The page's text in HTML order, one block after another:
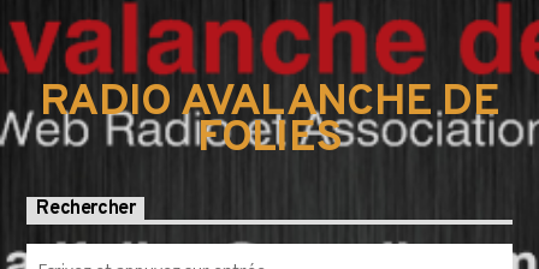
RADIO AVALANCHE DE
FOLIES
Rechercher